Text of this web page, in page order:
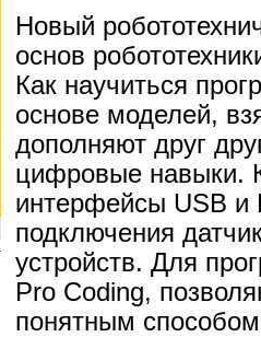
Новый
основ
Как научиться
основе моделей,
дополняют друг
цифровые навыки.
интерфейсы USB и
подключения
устройств. Для
Pro Coding,
понятным